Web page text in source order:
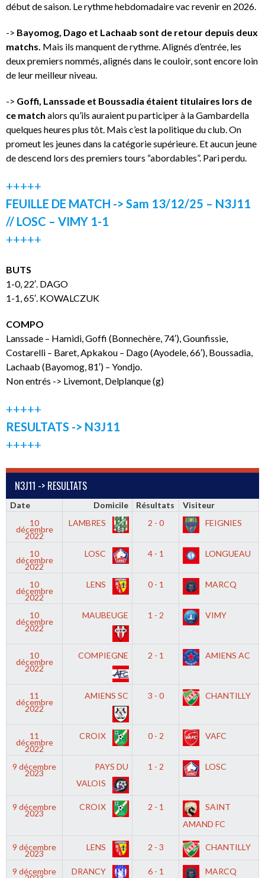
début de saison. Le rythme hebdomadaire vac revenir en 2026.
-> Bayomog, Dago et Lachaab sont de retour depuis deux
matchs. Mais ils manquent de rythme. Alignés d’entrée, les
deux premiers nommés, alignés dans le couloir, sont encore loin
de leur meilleur niveau.
-> Goffi, Lanssade et Boussadia étaient titulaires lors de
ce match alors qu’ils auraient pu participer à la Gambardella
quelques heures plus tôt. Mais c’est la politique du club. On
promeut les jeunes dans la catégorie supérieure. Et aucun jeune
de descend lors des premiers tours “abordables”. Pari perdu.
+++++
FEUILLE DE MATCH -> Sam 13/12/25 – N3J11
// LOSC – VIMY 1-1
+++++
BUTS
1-0, 22′. DAGO
1-1, 65′. KOWALCZUK
COMPO
Lanssade – Hamidi, Goffi (Bonnechère, 74′), Gounfissie,
Costarelli – Baret, Apkakou – Dago (Ayodele, 66′), Boussadia,
Lachaab (Bayomog, 81′) – Yondjo.
Non entrés -> Livemont, Delplanque (g)
+++++
RESULTATS -> N3J11
+++++
N3J11 -> RESULTATS
Date Domicile Résultats
Visiteur
10
décembre
2022
LAMBRES 2 - 0 FEIGNIES
10
décembre
2022
LOSC 4 - 1 LONGUEAU
10
décembre
2022
LENS 0 - 1 MARCQ
10
décembre
2022
MAUBEUGE 1 - 2 VIMY
10
décembre
2022
COMPIEGNE 2 - 1 AMIENS AC
11
décembre
2022
AMIENS SC 3 - 0 CHANTILLY
11
décembre
2022
CROIX 0 - 2 VAFC
9 décembre
2023
PAYS DU
VALOIS
1 - 2 LOSC
9 décembre
2023
CROIX 2 - 1
SAINT
AMAND FC
9 décembre
2023
LENS 2 - 3 CHANTILLY
9 décembre DRANCY 6 - 1 MARCQ